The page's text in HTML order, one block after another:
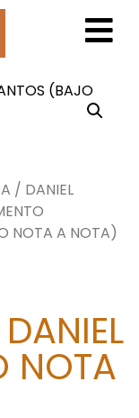
/ DANIEL
NOTA A NOTA)
NOTA